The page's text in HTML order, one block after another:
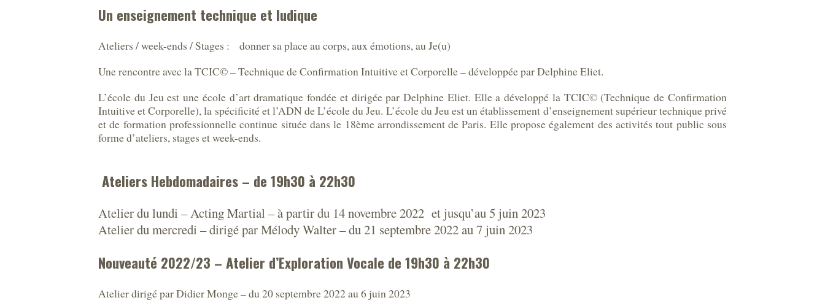
Un enseignement technique et ludique
Ateliers / week-ends / Stages : donner sa place au corps, aux émotions, au Je(u)
Une rencontre avec la TCIC© – Technique de Confirmation Intuitive et Corporelle – développée par Delphine Eliet.
L’école du Jeu est une école d’art dramatique fondée et dirigée par Delphine Eliet. Elle a développé la TCIC© (Technique de Confirmation
Intuitive et Corporelle), la spécificité et l’ADN de L’école du Jeu. L’école du Jeu est un établissement d’enseignement supérieur technique privé
et de formation professionnelle continue située dans le 18ème arrondissement de Paris. Elle propose également des activités tout public sous
forme d’ateliers, stages et week-ends.
Ateliers Hebdomadaires – de 19h30 à 22h30
Atelier du lundi – Acting Martial – à partir du 14 novembre 2022 et jusqu’au 5 juin 2023
Atelier du mercredi – dirigé par Mélody Walter – du 21 septembre 2022 au 7 juin 2023
Nouveauté 2022/23 – Atelier d’Exploration Vocale de 19h30 à 22h30
Atelier dirigé par Didier Monge – du 20 septembre 2022 au 6 juin 2023